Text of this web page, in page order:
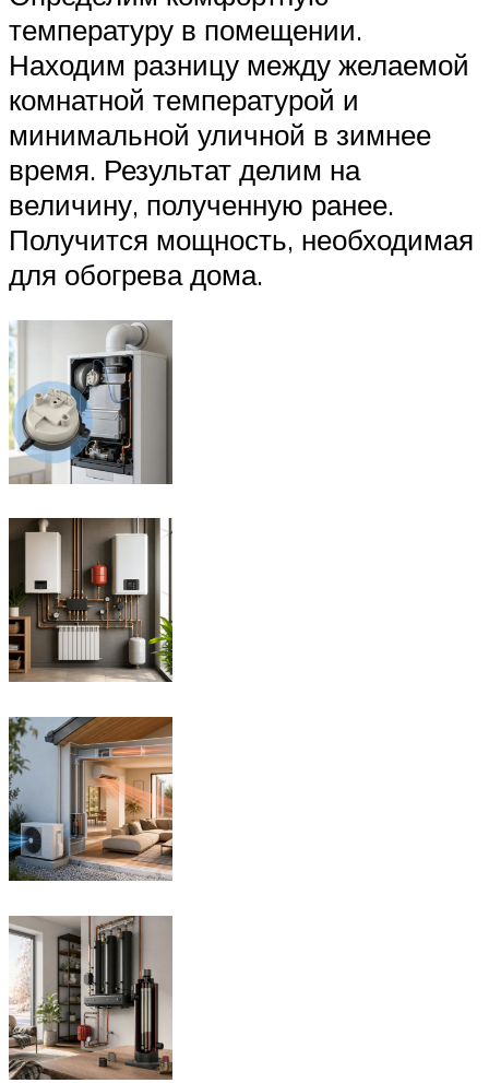
температуру в помещении.
Находим разницу между желаемой
комнатной температурой и
минимальной уличной в зимнее
время. Результат делим на
величину, полученную ранее.
Получится мощность, необходимая
для обогрева дома.